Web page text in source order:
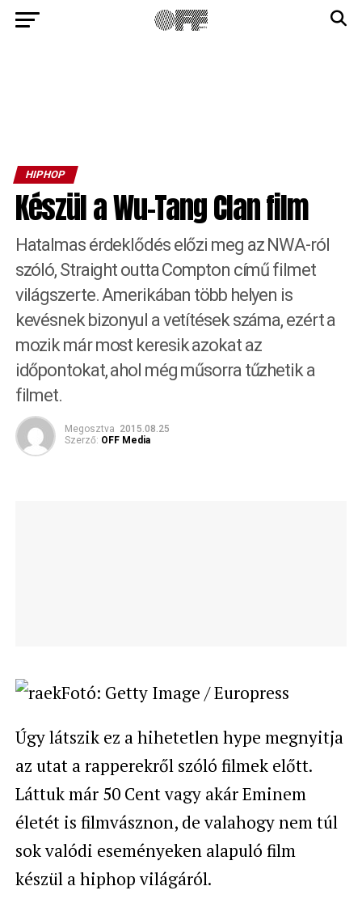
HIPHOP
Készül a Wu-Tang Clan film
Hatalmas érdeklődés előzi meg az NWA-ról
szóló, Straight outta Compton című filmet
világszerte. Amerikában több helyen is
kevésnek bizonyul a vetítések száma, ezért a
mozik már most keresik azokat az
időpontokat, ahol még műsorra tűzhetik a
filmet.
Megosztva 2015.08.25
Szerző: OFF Media
Fotó: Getty Image / Europress
Úgy látszik ez a hihetetlen hype megnyitja
az utat a rapperekről szóló filmek előtt.
Láttuk már 50 Cent vagy akár Eminem
életét is filmvásznon, de valahogy nem túl
sok valódi eseményeken alapuló film
készül a hiphop világáról.